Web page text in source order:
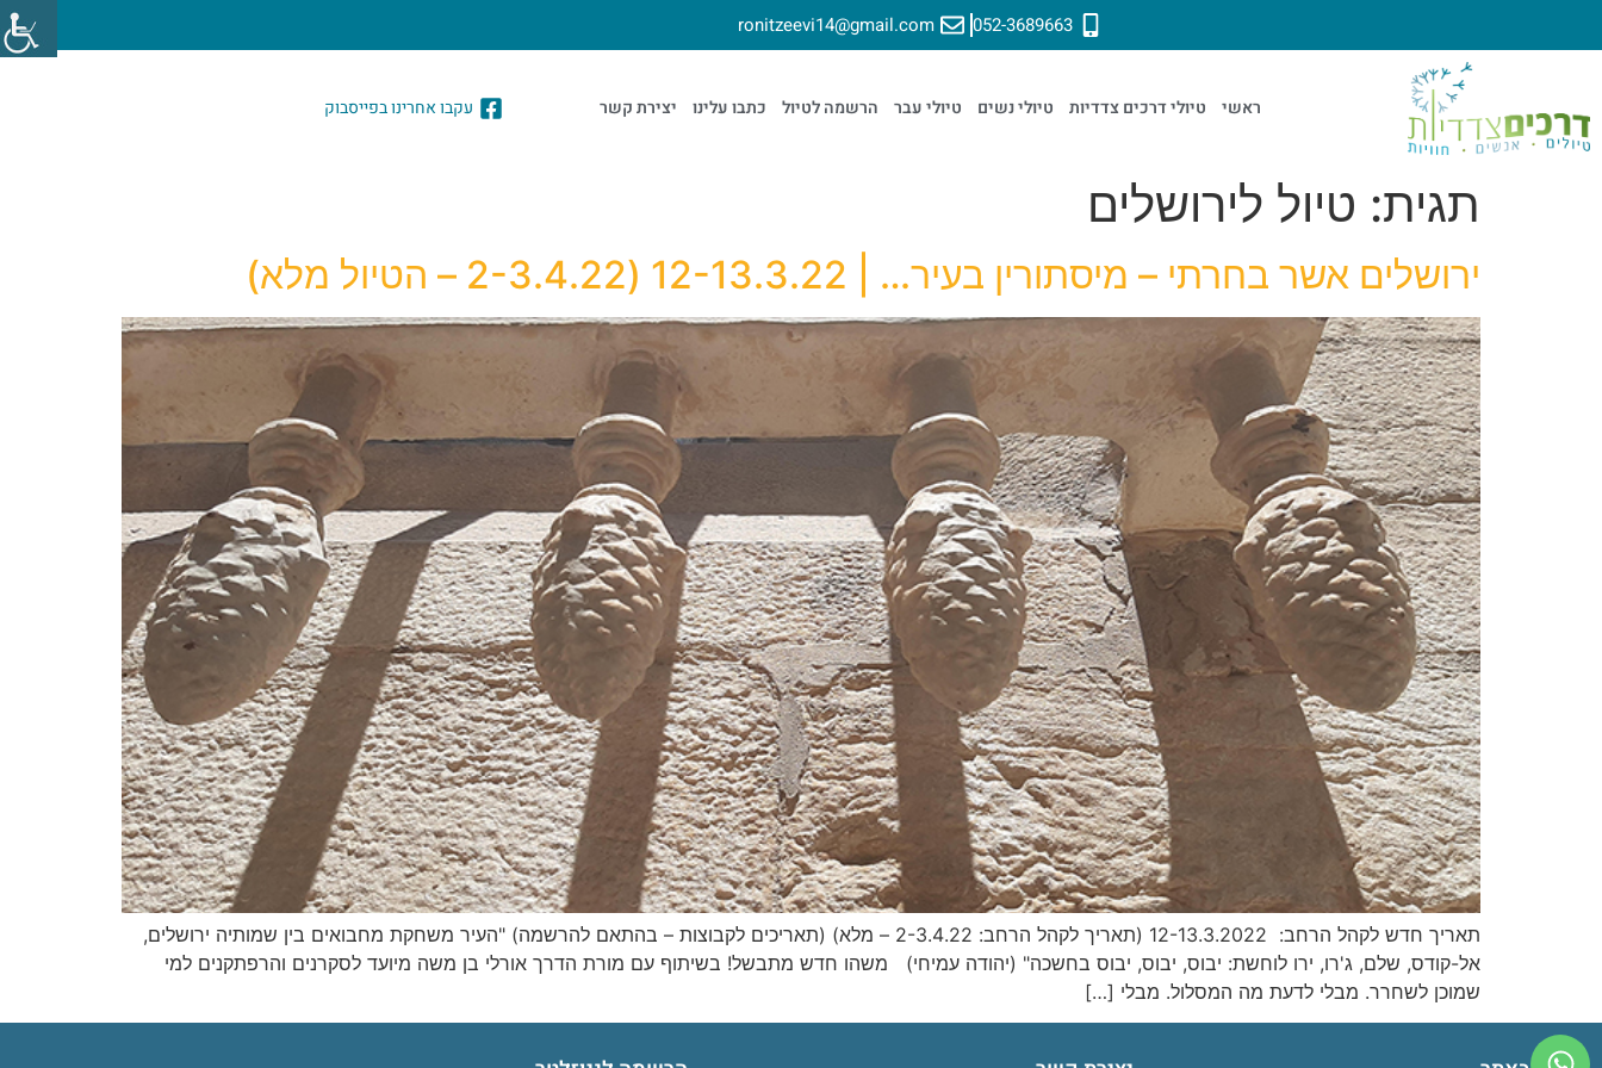
052-3689663
ronitzeevi14@gmail.com
ראשי טיולי דרכים צדדיות טיולי נשים טיולי עבר הרשמה לטיול כתבו עלינו יצירת קשר עקבו אחרינו בפייסבוק
תגית: טיול לירושלים
ירושלים אשר בחרתי – מיסתורין בעיר… | 12-13.3.22 (2-3.4.22 – הטיול מלא)
תאריך חדש לקהל הרחב: 12-13.3.2022 (תאריך לקהל הרחב: 2-3.4.22 – מלא) (תאריכים לקבוצות – בהתאם להרשמה) "העיר משחקת מחבואים בין שמותיה ירושלים,
אל-קודס, שלם, ג'רו, ירו לוחשת: יבוס, יבוס, יבוס בחשכה" (יהודה עמיחי) משהו חדש מתבשל! בשיתוף עם מורת הדרך אורלי בן משה מיועד לסקרנים והרפתקנים למי
שמוכן לשחרר. מבלי לדעת מה המסלול. מבלי […]